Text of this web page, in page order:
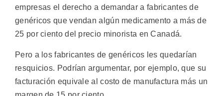
empresas el derecho a demandar a fabricantes de
genéricos que vendan algún medicamento a más de
25 por ciento del precio minorista en Canadá.
Pero a los fabricantes de genéricos les quedarían
resquicios. Podrían argumentar, por ejemplo, que su
facturación equivale al costo de manufactura más un